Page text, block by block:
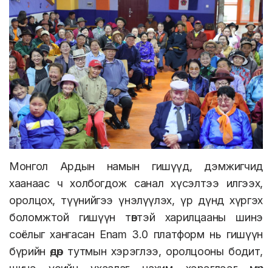
Монгол Ардын намын гишүүд, дэмжигчид
хаанаас ч холбогдож санал хүсэлтээ илгээх,
оролцох, түүнийгээ үнэлүүлэх, үр дүнд хүргэх
боломжтой гишүүн төвтэй харилцааны шинэ
соёлыг хангасан Enam 3.0 платформ нь гишүүн
бүрийн өдөр тутмын хэрэглээ, оролцооны бодит,